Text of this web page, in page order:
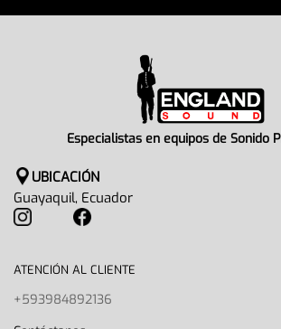
Especialistas en equipos de Sonido
UBICACIÓN
Guayaquil, Ecuador
ATENCIÓN AL CLIENTE
+593984892136